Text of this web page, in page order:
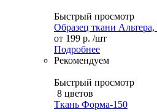
Быстрый просмотр
Образец ткани Альтера,
от 199 р. /шт
Подробнее
Рекомендуем
Быстрый просмотр
8 цветов
Ткань Форма-150